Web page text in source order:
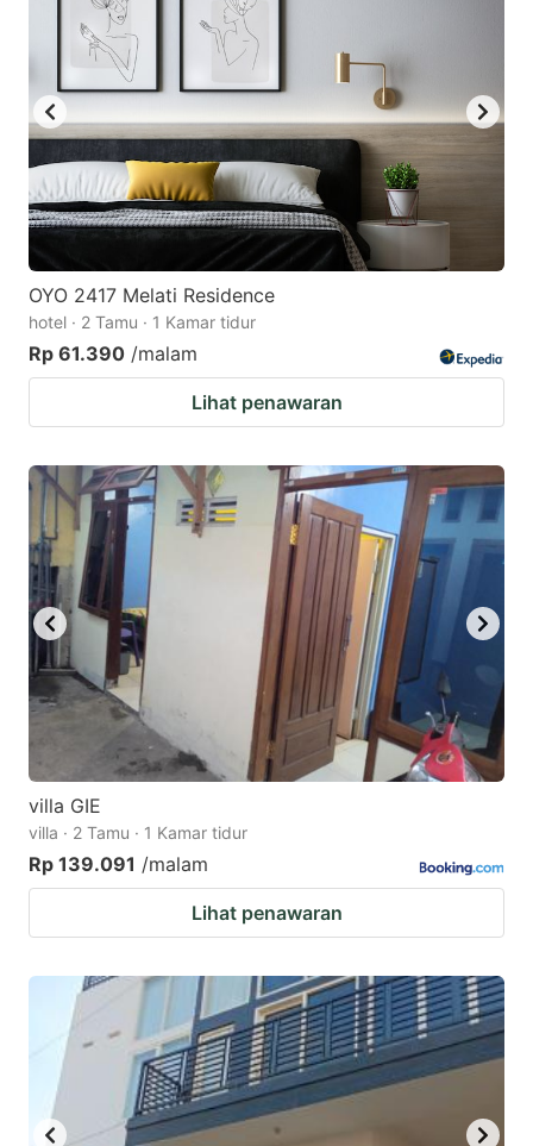
OYO 2417 Melati Residence
hotel · 2 Tamu · 1 Kamar tidur
Rp 61.390 /malam
Lihat penawaran
villa GIE
villa · 2 Tamu · 1 Kamar tidur
Rp 139.091 /malam
Lihat penawaran